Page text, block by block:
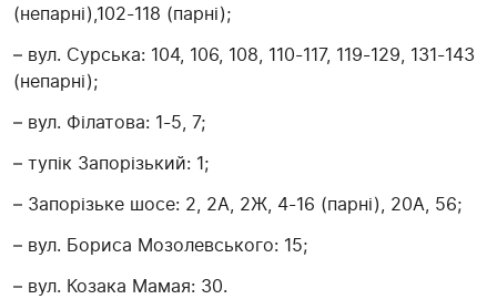
(непарні),102-118 (парні);
– вул. Сурська: 104, 106, 108, 110-117, 119-129, 131-143
(непарні);
– вул. Філатова: 1-5, 7;
– тупік Запорізький: 1;
– Запорізьке шосе: 2, 2А, 2Ж, 4-16 (парні), 20А, 56;
– вул. Бориса Мозолевського: 15;
– вул. Козака Мамая: 30.